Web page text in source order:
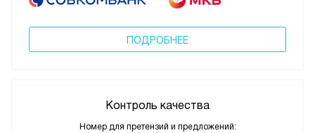
ПОДРОБНЕЕ
Контроль качества
Номер для претензий и предложений: